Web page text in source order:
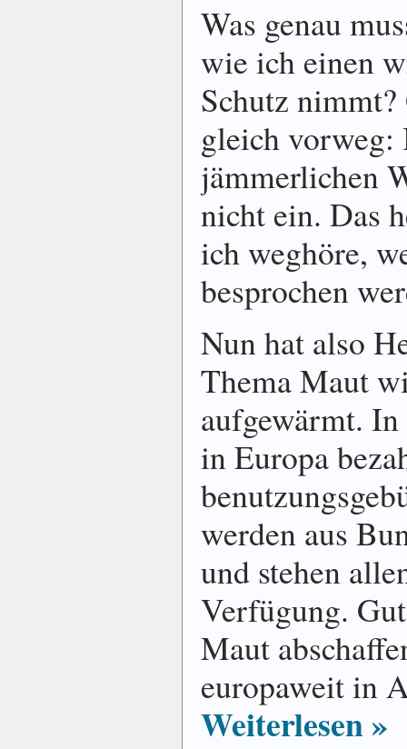
Was genau
wie ich einen
Schutz
gleich vorweg:
jämmerlichen
nicht ein. Das
ich weghöre,
besprochen
Nun hat also
Thema Maut
aufgewärmt.
in Europa
werden aus
und stehen
Verfügung.
Maut
europaweit in
Weiterlesen »